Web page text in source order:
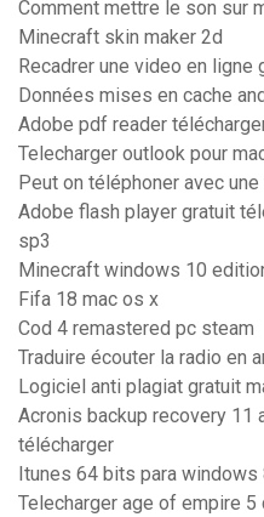
Comment mettre le son sur
Minecraft skin maker 2d
Recadrer une video en ligne
Données mises en cache
Adobe pdf reader
Telecharger outlook pour
Peut on téléphoner avec
Adobe flash player gratuit
sp3
Minecraft windows 10
Fifa 18 mac os x
Cod 4 remastered pc steam
Traduire écouter la radio en
Logiciel anti plagiat gratuit
Acronis backup recovery 11
télécharger
Itunes 64 bits para windows
Telecharger age of empire